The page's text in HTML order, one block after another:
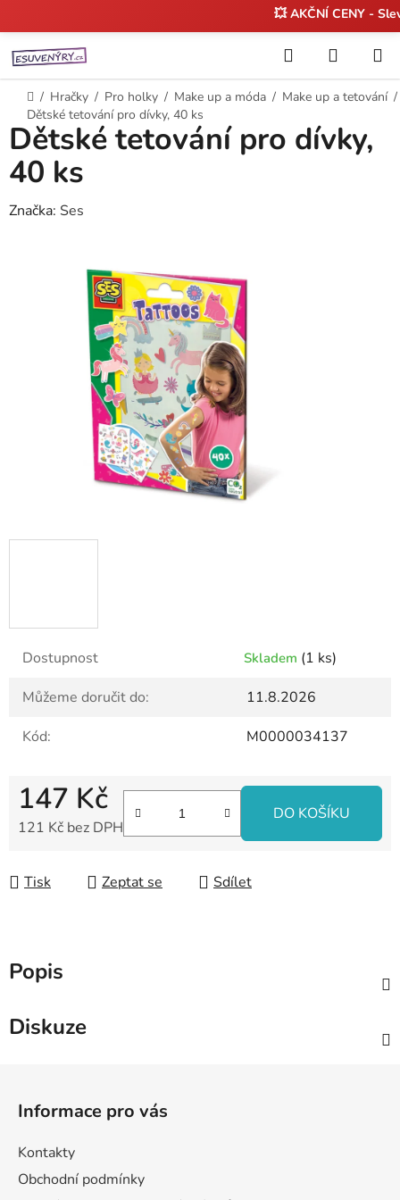
na
obsah
💥 AKČNÍ CENY -
Hledat
KOŠÍK
Domů
/ Hračky / Pro holky / Make up a móda / Make up a tetování /
Dětské tetování pro dívky, 40 ks
Dostupnost Skladem (1 ks)
Můžeme doručit do:
11.8.2026
Kód:
M0000034137
147 Kč
121 Kč bez DPH
DO KOŠÍKU
Tisk Zeptat se Sdílet
Dětské tetování pro dívky,
40 ks
Značka: Ses
Popis
Diskuze
Informace pro vás
Kontakty
Obchodní podmínky